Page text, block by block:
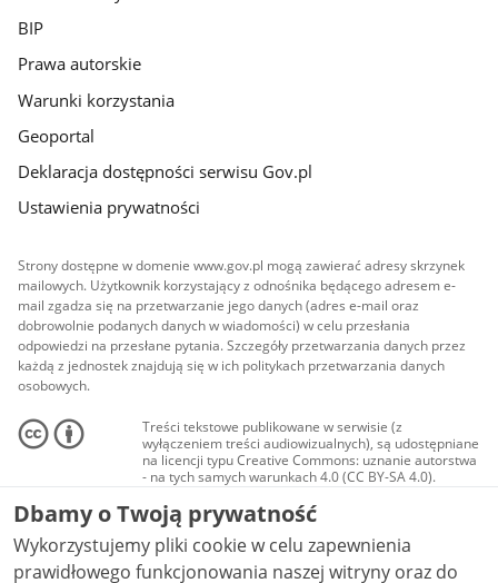
BIP
Prawa autorskie
Warunki korzystania
Geoportal
Deklaracja dostępności serwisu Gov.pl
Ustawienia prywatności
Strony dostępne w domenie www.gov.pl mogą zawierać adresy skrzynek
mailowych. Użytkownik korzystający z odnośnika będącego adresem e-
mail zgadza się na przetwarzanie jego danych (adres e-mail oraz
dobrowolnie podanych danych w wiadomości) w celu przesłania
odpowiedzi na przesłane pytania. Szczegóły przetwarzania danych przez
każdą z jednostek znajdują się w ich politykach przetwarzania danych
osobowych.
Treści tekstowe publikowane w serwisie (z
wyłączeniem treści audiowizualnych), są udostępniane
na licencji typu Creative Commons: uznanie autorstwa
- na tych samych warunkach 4.0 (CC BY-SA 4.0).
Materiały audiowizualne, w tym zdjęcia, materiały
audio i wideo, są udostępniane na licencji typu
Creative Commons: uznanie autorstwa użycie
niekomercyjne - bez utworów zależnych 4.0 (CC BY-
NC-ND 4.0), o ile nie jest to stwierdzone inaczej.
Dbamy o Twoją prywatność
Wykorzystujemy pliki cookie w celu zapewnienia
prawidłowego funkcjonowania naszej witryny oraz do